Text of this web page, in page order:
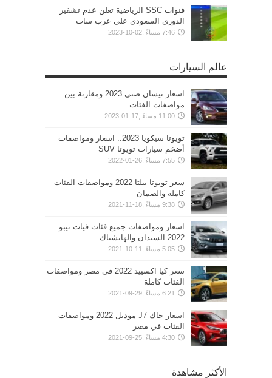
قنوات SSC الرياضية تعلن عدم تشفير
الدوري السعودي علي عرب سات
7:46 مساءً ,02-10-2023
عالم السيارات
اسعار نيسان صني 2023 ومقارنة بين
مواصفات الفئات
11:00 مساءً ,17-01-2023
تويوتا سيكويا 2023.. اسعار ومواصفات
أضخم سيارات تويوتا SUV
7:55 مساءً ,26-01-2022
سعر تويوتا بيلتا 2022 ومواصفات الفئات
كاملة والضمان
9:38 مساءً ,18-11-2021
اسعار ومواصفات جميع فئات فيات تيبو
2022 السيدان والهاتشباك
5:05 مساءً ,11-10-2021
سعر كيا اكسييد 2022 في مصر ومواصفات
الفئات كاملة
6:21 مساءً ,29-09-2021
اسعار جاك J7 موديل 2022 ومواصفات
الفئات في مصر
4:30 مساءً ,25-09-2021
الأكثر مشاهدة